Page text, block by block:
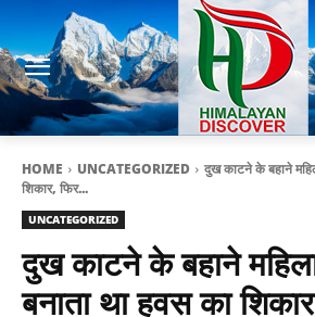
HOME UNCATEGORIZED
दुख काटने के बहाने
शिकार, फिर...
UNCATEGORIZED
दुख काटने के बहाने
बनाता था हवस का